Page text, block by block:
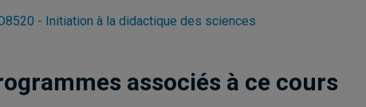
- Initiation à la didactique des sciences
associés à ce cours